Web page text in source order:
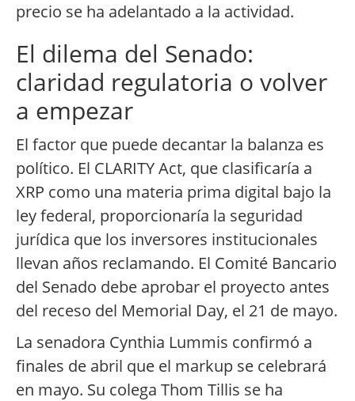
precio se ha adelantado a la actividad.
El dilema del Senado:
claridad regulatoria o volver
a empezar
El factor que puede decantar la balanza es
político. El CLARITY Act, que clasificaría a
XRP como una materia prima digital bajo la
ley federal, proporcionaría la seguridad
jurídica que los inversores institucionales
llevan años reclamando. El Comité Bancario
del Senado debe aprobar el proyecto antes
del receso del Memorial Day, el 21 de mayo.
La senadora Cynthia Lummis confirmó a
finales de abril que el markup se celebrará
en mayo. Su colega Thom Tillis se ha